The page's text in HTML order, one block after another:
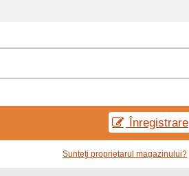
Înregistrare
Sunteţi proprietarul magazinului?